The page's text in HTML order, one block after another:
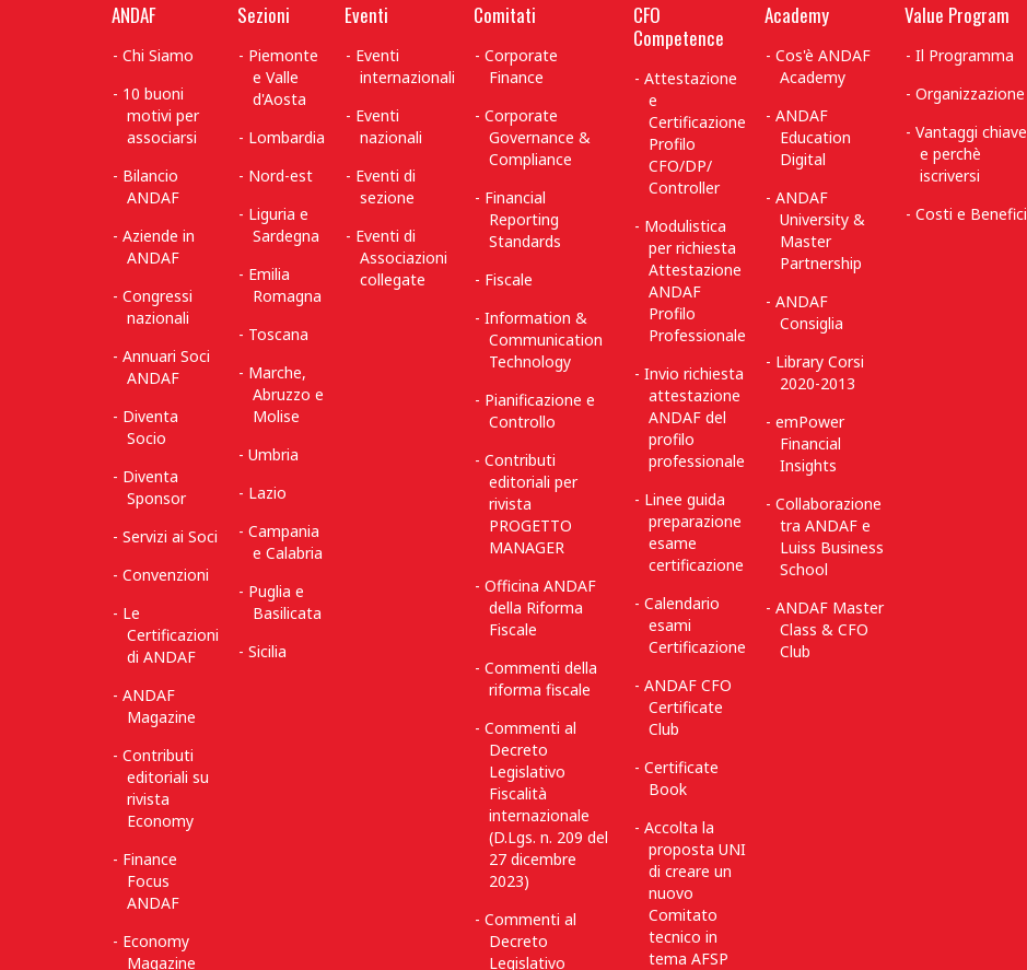
ANDAF
Chi Siamo
10 buoni
motivi per
associarsi
Bilancio
ANDAF
Aziende in
ANDAF
Congressi
nazionali
Annuari Soci
ANDAF
Diventa
Socio
Diventa
Sponsor
Servizi ai Soci
Convenzioni
Le
Certificazioni
di ANDAF
ANDAF
Magazine
Contributi
editoriali su
rivista
Economy
Finance
Focus
ANDAF
Economy
Magazine
Sezioni
Piemonte
e Valle
d'Aosta
Lombardia
Nord-est
Liguria e
Sardegna
Emilia
Romagna
Toscana
Marche,
Abruzzo e
Molise
Umbria
Lazio
Campania
e Calabria
Puglia e
Basilicata
Sicilia
Eventi
Eventi
internazionali
Eventi
nazionali
Eventi di
sezione
Eventi di
Associazioni
collegate
Comitati
Corporate
Finance
Corporate
Governance &
Compliance
Financial
Reporting
Standards
Fiscale
Information &
Communication
Technology
Pianificazione e
Controllo
Contributi
editoriali per
rivista
PROGETTO
MANAGER
Officina ANDAF
della Riforma
Fiscale
Commenti della
riforma fiscale
Commenti al
Decreto
Legislativo
Fiscalità
internazionale
(D.Lgs. n. 209 del
27 dicembre
2023)
Commenti al
Decreto
Legislativo
CFO
Competence
Attestazione
e
Certificazione
Profilo
CFO/DP/
Controller
Modulistica
per richiesta
Attestazione
ANDAF
Profilo
Professionale
Invio richiesta
attestazione
ANDAF del
profilo
professionale
Linee guida
preparazione
esame
certificazione
Calendario
esami
Certificazione
ANDAF CFO
Certificate
Club
Certificate
Book
Accolta la
proposta UNI
di creare un
nuovo
Comitato
tecnico in
tema AFSP
Academy
Cos'è ANDAF
Academy
ANDAF
Education
Digital
ANDAF
University &
Master
Partnership
ANDAF
Consiglia
Library Corsi
2020-2013
emPower
Financial
Insights
Collaborazione
tra ANDAF e
Luiss Business
School
ANDAF Master
Class & CFO
Club
Value Program
Il Programma
Organizzazione
Vantaggi chiave
e perchè
iscriversi
Costi e Benefici